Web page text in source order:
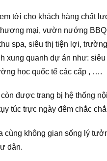
tới cho khách hàng chất
mại, vườn nướng
spa, siêu thị tiện lợi,
xung quanh dự án như:
học quốc tế các cấp , ….
được trang bị hệ thống
túc trực ngày đêm chắc
cùng không gian sống lý
dân.